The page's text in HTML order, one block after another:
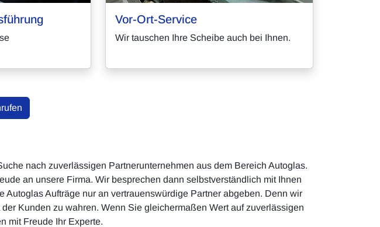
Vor-Ort-Service
Wir tauschen Ihre Scheibe auch bei Ihnen.
nach zuverlässigen Partnerunternehmen aus dem Bereich Autoglas.
an unsere Firma. Wir besprechen dann selbstverständlich mit Ihnen
Aufträge nur an vertrauenswürdige Partner abgeben. Denn wir
Kunden zu wahren. Wenn Sie gleichermaßen Wert auf zuverlässigen
mit Freude Ihr Experte.